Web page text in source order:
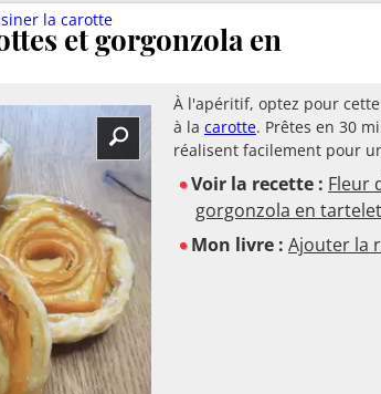
et gorgonzola en
la carotte
À l'apéritif, optez pour
à la carotte. Prêtes en 30
réalisent facilement pour
Voir la recette : Fleur
gorgonzola en
Mon livre : Ajouter la